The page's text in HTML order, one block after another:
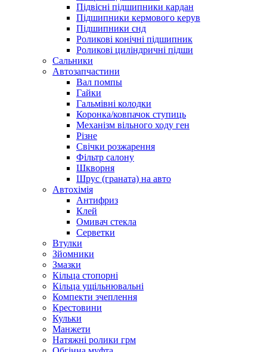
Підвісні підшипники кардан
Підшипники кермового керув
Підшипники снд
Роликові конічні підшипник
Роликові циліндричні підши
Сальники
Автозапчастини
Вал помпы
Гайки
Гальмівні колодки
Коронка/ковпачок ступиць
Механізм вільного ходу ген
Різне
Свічки розжарення
Фільтр салону
Шкворня
Шрус (граната) на авто
Автохімія
Антифриз
Клей
Омивач стекла
Серветки
Втулки
Зйомники
Змазки
Кільца стопорні
Кільца ущільнювальні
Компекти зчеплення
Крестовини
Кульки
Манжети
Натяжні ролики грм